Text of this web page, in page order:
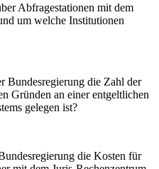
Abfragestationen mit dem
um welche Institutionen
Bundesregierung die Zahl der
Gründen an einer entgeltlichen
gelegen ist?
die Kosten für